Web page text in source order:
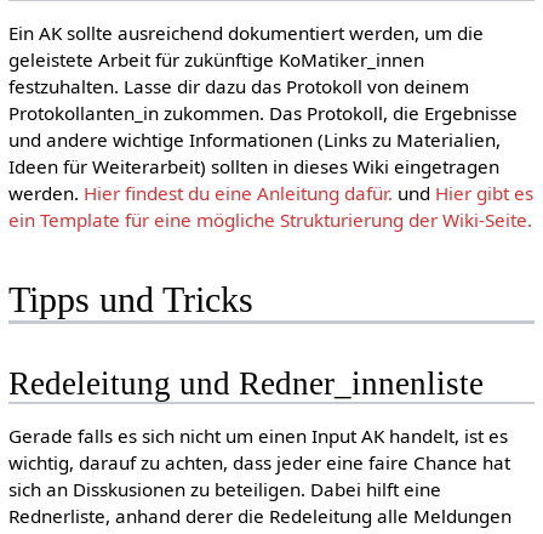
Ein AK sollte ausreichend dokumentiert werden, um die
geleistete Arbeit für zukünftige KoMatiker_innen
festzuhalten. Lasse dir dazu das Protokoll von deinem
Protokollanten_in zukommen. Das Protokoll, die Ergebnisse
und andere wichtige Informationen (Links zu Materialien,
Ideen für Weiterarbeit) sollten in dieses Wiki eingetragen
werden. Hier findest du eine Anleitung dafür. und Hier gibt es
ein Template für eine mögliche Strukturierung der Wiki-Seite.
Tipps und Tricks
Redeleitung und Redner_innenliste
Gerade falls es sich nicht um einen Input AK handelt, ist es
wichtig, darauf zu achten, dass jeder eine faire Chance hat
sich an Disskusionen zu beteiligen. Dabei hilft eine
Rednerliste, anhand derer die Redeleitung alle Meldungen